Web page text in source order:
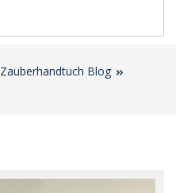
Zauberhandtuch Blog